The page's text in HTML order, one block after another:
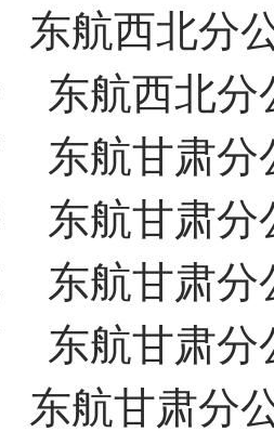
东航西北分
东航西北分
东航甘肃分
东航甘肃分
东航甘肃分
东航甘肃分
东航甘肃分